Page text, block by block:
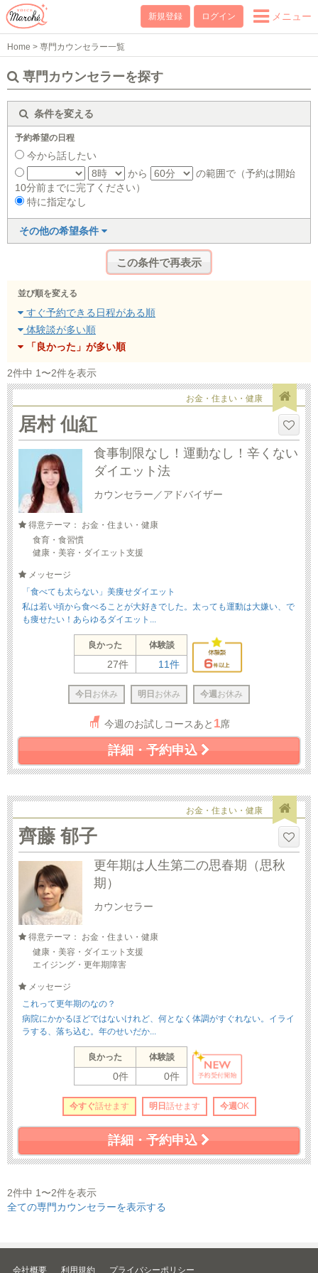
新規登録 ログイン メニュー
Home > 専門カウンセラー一覧
専門カウンセラーを探す
条件を変える
予約希望の日程
今から話したい
から
の範囲で（予約は開始
10分前までに完了ください）
特に指定なし
その他の希望条件
並び順を変える
すぐ予約できる日程がある順
体験談が多い順
「良かった」が多い順
2件中 1〜2件を表示
お金・住まい・健康
居村 仙紅
食事制限なし！運動なし！辛くない
ダイエット法
カウンセラー／アドバイザー
得意テーマ： お金・住まい・健康
食育・食習慣
健康・美容・ダイエット支援
メッセージ
「食べても太らない」美痩せダイエット
私は若い頃から食べることが大好きでした。太っても運動は大嫌い、で
も痩せたい！あらゆるダイエット...
良かった 体験談
27件 11件
今日 お休み 明日 お休み 今週 お休み
今週のお試しコースあと 1席
詳細・予約申込
お金・住まい・健康
齊藤 郁子
更年期は人生第二の思春期（思秋
期）
カウンセラー
得意テーマ： お金・住まい・健康
健康・美容・ダイエット支援
エイジング・更年期障害
メッセージ
これって更年期のなの？
病院にかかるほどではないけれど、何となく体調がすぐれない。イライ
ラする、落ち込む。年のせいだか...
良かった 体験談
0件 0件
今すぐ話せます 明日 話せます 今週OK
詳細・予約申込
2件中 1〜2件を表示
全ての専門カウンセラーを表示する
会社概要 利用規約 プライバシーポリシー